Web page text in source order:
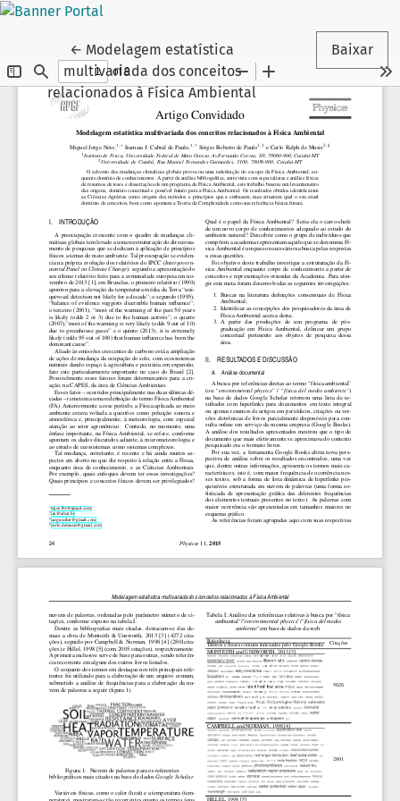
← Voltar aos Detalhes do Artigo
Modelagem estatística
multivariada dos conceitos
relacionados à Física Ambiental
Baixar